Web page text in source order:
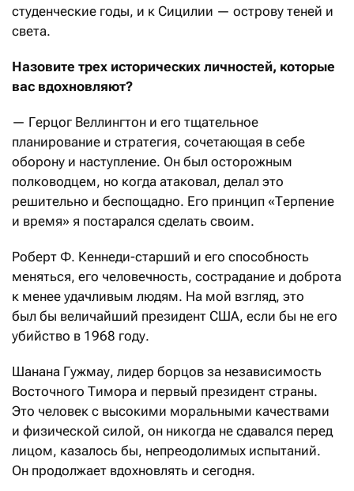
студенческие годы, и к Сицилии — острову теней и
света.
Назовите трех исторических личностей, которые
вас вдохновляют?
— Герцог Веллингтон и его тщательное
планирование и стратегия, сочетающая в себе
оборону и наступление. Он был осторожным
полководцем, но когда атаковал, делал это
решительно и беспощадно. Его принцип «Терпение
и время» я постарался сделать своим.
Роберт Ф. Кеннеди-старший и его способность
меняться, его человечность, сострадание и доброта
к менее удачливым людям. На мой взгляд, это
был бы величайший президент США, если бы не его
убийство в 1968 году.
Шанана Гужмау, лидер борцов за независимость
Восточного Тимора и первый президент страны.
Это человек с высокими моральными качествами
и физической силой, он никогда не сдавался перед
лицом, казалось бы, непреодолимых испытаний.
Он продолжает вдохновлять и сегодня.